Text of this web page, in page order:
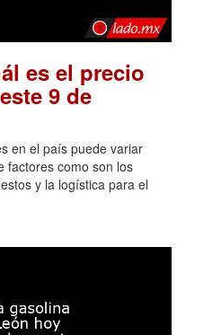
es el precio
9 de
en el país puede variar
factores como son los
y la logística para el